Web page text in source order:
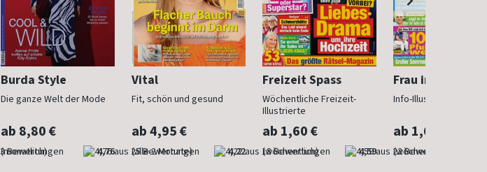
Burda Style
Die ganze Welt der Mode
ab 8,80 €
(monatlich) 4,76
Vital
Fit, schön und gesund
ab 4,95 €
(alle 2 Monate) 4,22
Freizeit Spass
Wöchentliche Freizeit-
Illustrierte
ab 1,60 €
(wöchentlich) 4,59
Frau im Trend
Info-Illustrierte für
ab 1,60 €
(wöchentlich)